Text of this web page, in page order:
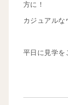
方に！
カジュアルな
平日に見学を